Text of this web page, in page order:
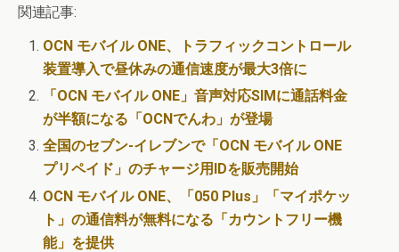
関連記事:
OCN モバイル ONE、トラフィックコントロール
装置導入で昼休みの通信速度が最大3倍に
「OCN モバイル ONE」音声対応SIMに通話料金
が半額になる「OCNでんわ」が登場
全国のセブン-イレブンで「OCN モバイル ONE
プリペイド」のチャージ用IDを販売開始
OCN モバイル ONE、「050 Plus」「マイポケッ
ト」の通信料が無料になる「カウントフリー機
能」を提供